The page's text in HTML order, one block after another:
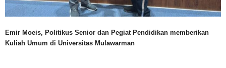
Emir Moeis, Politikus Senior dan Pegiat Pendidikan memberikan
Kuliah Umum di Universitas Mulawarman